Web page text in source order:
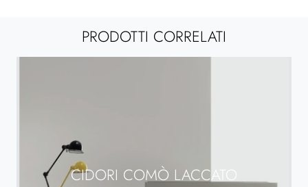
PRODOTTI CORRELATI
CIDORI COMÒ LACCATO